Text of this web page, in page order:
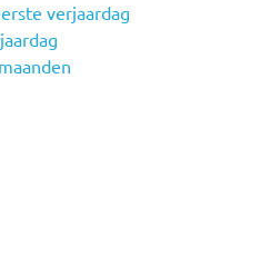
verjaardag